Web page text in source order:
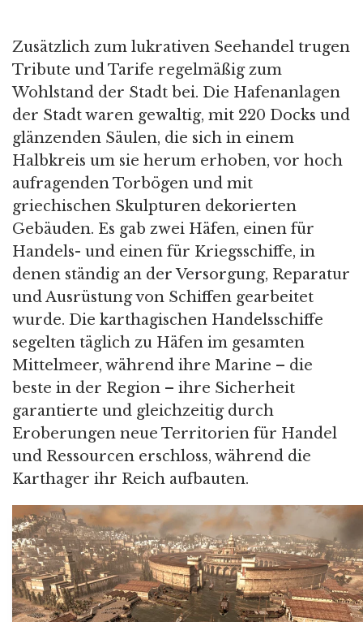
Zusätzlich zum lukrativen Seehandel trugen
Tribute und Tarife regelmäßig zum
Wohlstand der Stadt bei. Die Hafenanlagen
der Stadt waren gewaltig, mit 220 Docks und
glänzenden Säulen, die sich in einem
Halbkreis um sie herum erhoben, vor hoch
aufragenden Torbögen und mit
griechischen Skulpturen dekorierten
Gebäuden. Es gab zwei Häfen, einen für
Handels- und einen für Kriegsschiffe, in
denen ständig an der Versorgung, Reparatur
und Ausrüstung von Schiffen gearbeitet
wurde. Die karthagischen Handelsschiffe
segelten täglich zu Häfen im gesamten
Mittelmeer, während ihre Marine – die
beste in der Region – ihre Sicherheit
garantierte und gleichzeitig durch
Eroberungen neue Territorien für Handel
und Ressourcen erschloss, während die
Karthager ihr Reich aufbauten.